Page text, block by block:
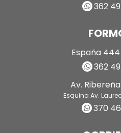
362
España
362
Av.
Esquina Av.
370